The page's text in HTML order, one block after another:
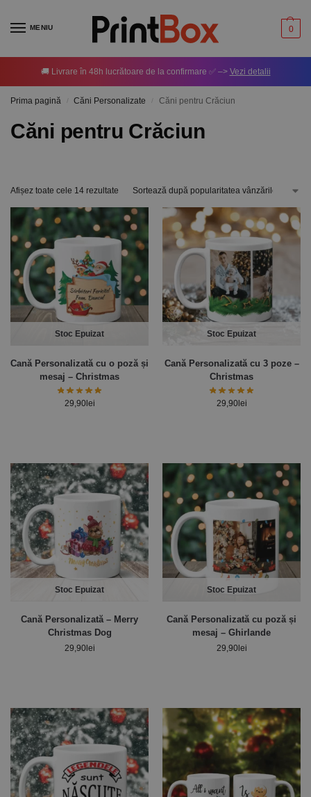
MENIU 0
🚚 Livrare în 48h lucrătoare de la confirmare ✅ –> Vezi detalii
Prima pagină / Căni Personalizate / Căni pentru Crăciun
Căni pentru Crăciun
Afișez toate cele 14 rezultate
Stoc Epuizat
Cană Personalizată cu o poză și
mesaj – Christmas
29,90lei
Stoc Epuizat
Cană Personalizată cu 3 poze –
Christmas
29,90lei
Stoc Epuizat
Cană Personalizată – Merry
Christmas Dog
29,90lei
Stoc Epuizat
Cană Personalizată cu poză și
mesaj – Ghirlande
29,90lei